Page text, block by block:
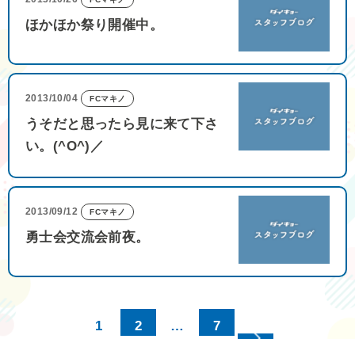
ほかほか祭り開催中。
2013/10/04 FCマキノ
うそだと思ったら見に来て下さ
い。(^O^)／
2013/09/12 FCマキノ
勇士会交流会前夜。
1 2 … 7